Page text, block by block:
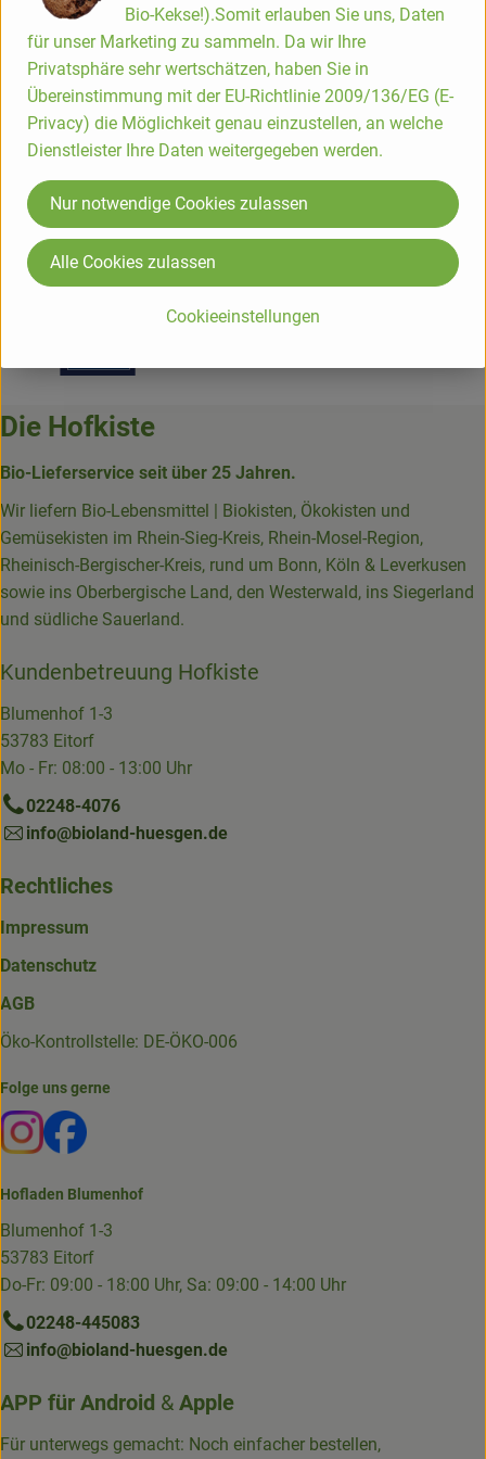
Hersteller: Los Picantes
Spanien
zur Webseite Mehr Info
b* Los Picantes
Die Hofkiste
Bio-Lieferservice seit über 25 Jahren.
Wir liefern Bio-Lebensmittel | Biokisten, Ökokisten und
Gemüsekisten im Rhein-Sieg-Kreis, Rhein-Mosel-Region,
Rheinisch-Bergischer-Kreis, rund um Bonn, Köln & Leverkusen
sowie ins Oberbergische Land, den Westerwald, ins Siegerland
und südliche Sauerland.
Kundenbetreuung Hofkiste
Blumenhof 1-3
53783 Eitorf
Mo - Fr: 08:00 - 13:00 Uhr
02248-4076
info@bioland-huesgen.de
Rechtliches
Impressum
Datenschutz
AGB
Öko-Kontrollstelle: DE-ÖKO-006
Folge uns gerne
Externer Link zu https://www.instagram.com/die.hofkiste/
Externer Link zu https://www.facebook.com/p/Die-
Hofladen Blumenhof
Blumenhof 1-3
53783 Eitorf
Do-Fr: 09:00 - 18:00 Uhr, Sa: 09:00 - 14:00 Uhr
02248-445083
info@bioland-huesgen.de
APP für Android & Apple
Für unterwegs gemacht: Noch einfacher bestellen,
Bio-Kekse!).Somit erlauben Sie uns, Daten
für unser Marketing zu sammeln. Da wir Ihre
Privatsphäre sehr wertschätzen, haben Sie in
Übereinstimmung mit der EU-Richtlinie 2009/136/EG (E-
Privacy) die Möglichkeit genau einzustellen, an welche
Dienstleister Ihre Daten weitergegeben werden.
Cookieeinstellungen
Nur notwendige Cookies zulassen
Alle Cookies zulassen